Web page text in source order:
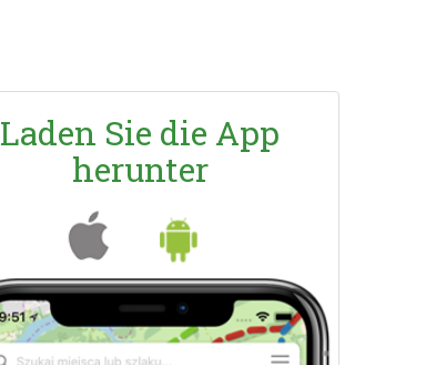
Laden Sie die App
herunter